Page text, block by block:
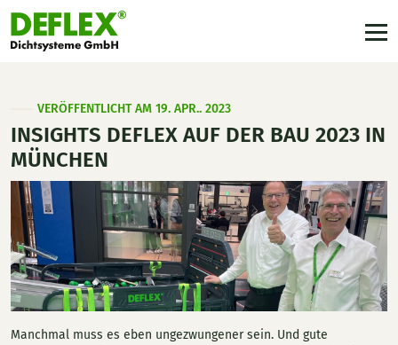
VERÖFFENTLICHT AM 19. APR.. 2023
INSIGHTS DEFLEX AUF DER BAU 2023 IN
MÜNCHEN
Manchmal muss es eben ungezwungener sein. Und gute